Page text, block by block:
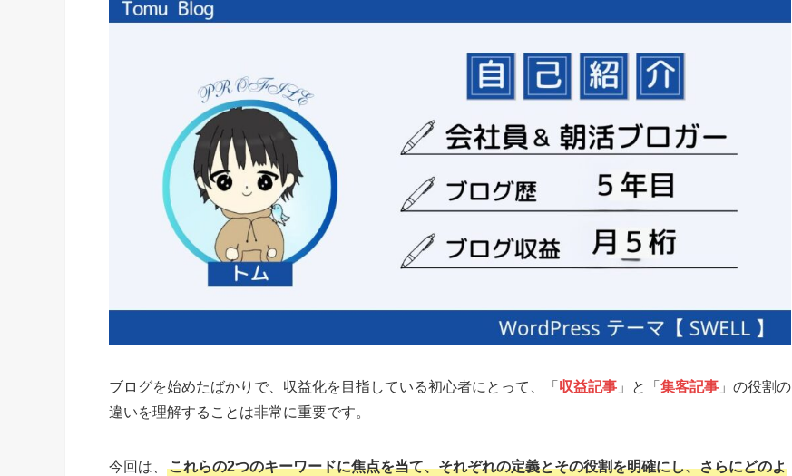
ブログを始めたばかりで、収益化を目指している初心者にとって、「 収益記事 」と「 集客記事 」の役割の
違いを理解することは非常に重要です。
今回は、
これらの2つのキーワードに焦点を当て、それぞれの定義とその役割を明確にし、さらにどのよ